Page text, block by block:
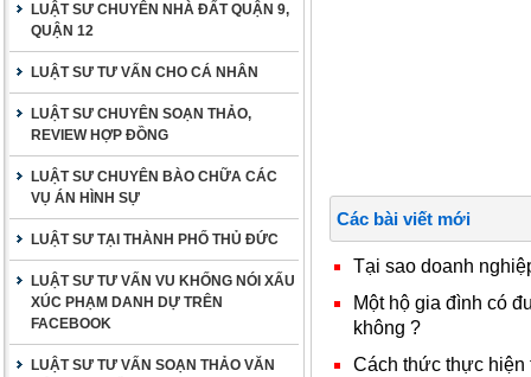
LUẬT SƯ CHUYÊN NHÀ ĐẤT QUẬN 9,
QUẬN 12
LUẬT SƯ TƯ VẤN CHO CÁ NHÂN
LUẬT SƯ CHUYÊN SOẠN THẢO,
REVIEW HỢP ĐỒNG
LUẬT SƯ CHUYÊN BÀO CHỮA CÁC
VỤ ÁN HÌNH SỰ
LUẬT SƯ TẠI THÀNH PHỐ THỦ ĐỨC
LUẬT SƯ TƯ VẤN VU KHỐNG NÓI XẤU
XÚC PHẠM DANH DỰ TRÊN
FACEBOOK
LUẬT SƯ TƯ VẤN SOẠN THẢO VĂN
Các bài viết mới
Tại sao doanh
Một hộ gia đình có
không ?
Cách thức thực